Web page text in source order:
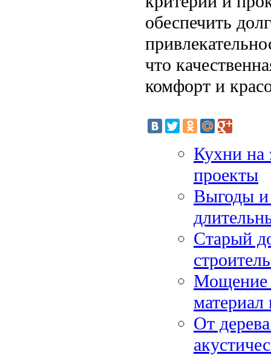
обеспечить
что
комфорт и
Кухни на
проекты
Выгоды и
Старый
Мощение
материал
От